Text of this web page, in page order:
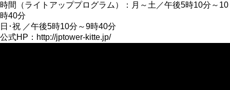
時間（ライトアッププログラム）：月～土／午後5時10分～10
時40分
日･祝 ／午後5時10分～9時40分
公式HP：http://jptower-kitte.jp/